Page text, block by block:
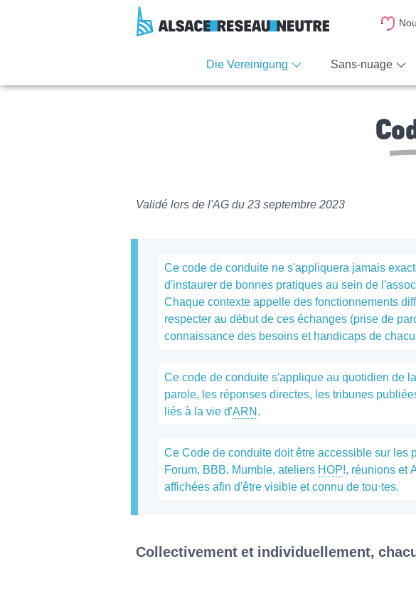
Die Vereinigung Sans-nuage
Validé lors de l'AG du 23 septembre 2023
Ce code de conduite ne s'appliquera jamais
d'instaurer de bonnes pratiques au sein de
Chaque contexte appelle des fonctionnements
respecter au début de ces échanges (prise de
connaissance des besoins et handicaps de
Ce code de conduite s'applique au quotidien de
parole, les réponses directes, les tribunes
liés à la vie d'ARN.
Ce Code de conduite doit être accessible sur les
Forum, BBB, Mumble, ateliers HOP!, réunions et
affichées afin d'être visible et connu de tou⋅tes.
Collectivement et individuellement,